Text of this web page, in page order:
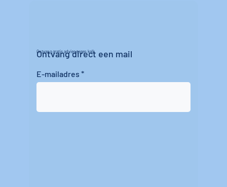
Ontvang gratis advies tegen kalk
Ontvang direct een mail
E-mailadres